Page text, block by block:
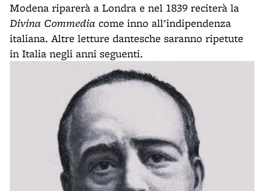
Modena riparerà a Londra e nel 1839 reciterà la
Divina Commedia come inno all'indipendenza
italiana. Altre letture dantesche saranno ripetute
in Italia negli anni seguenti.